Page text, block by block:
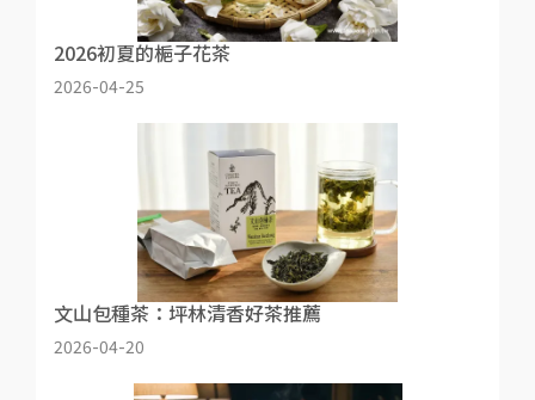
2026初夏的梔子花茶
2026-04-25
文山包種茶：坪林清香好茶推薦
2026-04-20